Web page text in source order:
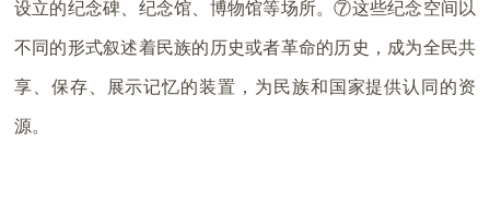
设立的纪念碑、纪念馆、博物馆等场所。⑦这些纪念空间以
不同的形式叙述着民族的历史或者革命的历史，成为全民共
享、保存、展示记忆的装置，为民族和国家提供认同的资
源。